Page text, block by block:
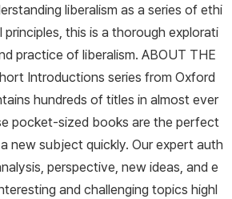
liberalism as a series of ethi
principles, this is a thorough explorati
practice of liberalism. ABOUT THE
Introductions series from Oxford
hundreds of titles in almost ever
pocket-sized books are the perfect
new subject quickly. Our expert auth
perspective, new ideas, and e
and challenging topics highl